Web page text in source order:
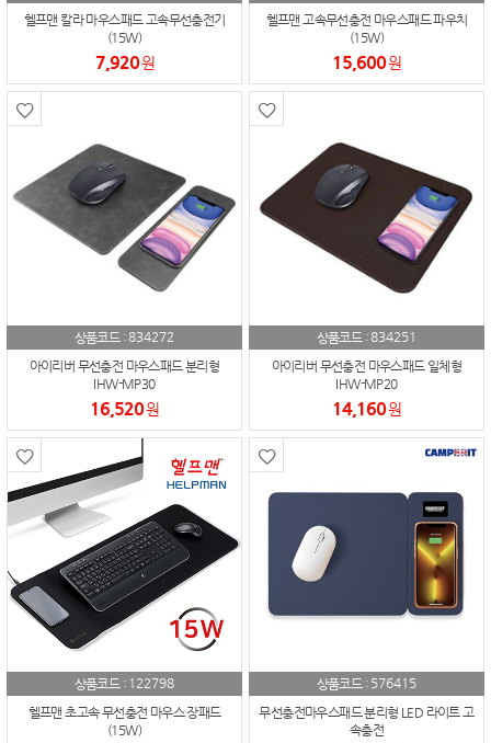
헬프맨 칼라 마우스패드 고속무선충전기
(15W)
7,920원
헬프맨 고속무선충전 마우스패드 파우치
(15W)
15,600원
상품코드 :834272
아이리버 무선충전 마우스패드 분리형
IHW-MP30
16,520원
상품코드 :834251
아이리버 무선충전 마우스패드 일체형
IHW-MP20
14,160원
상품코드 : 122798
헬프맨 초고속 무선충전 마우스 장패드
(15W)
상품코드 : 576415
무선충전마우스패드 분리형 LED 라이트 고
속충전